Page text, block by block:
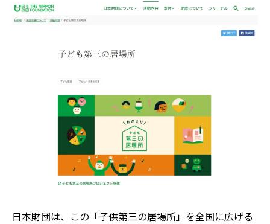
日本財団は、この「子供第三の居場所」を全国に広げる